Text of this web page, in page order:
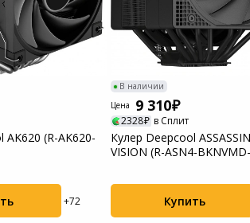
AK620 (R-AK620-
+72
В наличии
Цена
9 310
2328 в Сплит
Кулер Deepcool
VISION (R-ASN4-
Купить